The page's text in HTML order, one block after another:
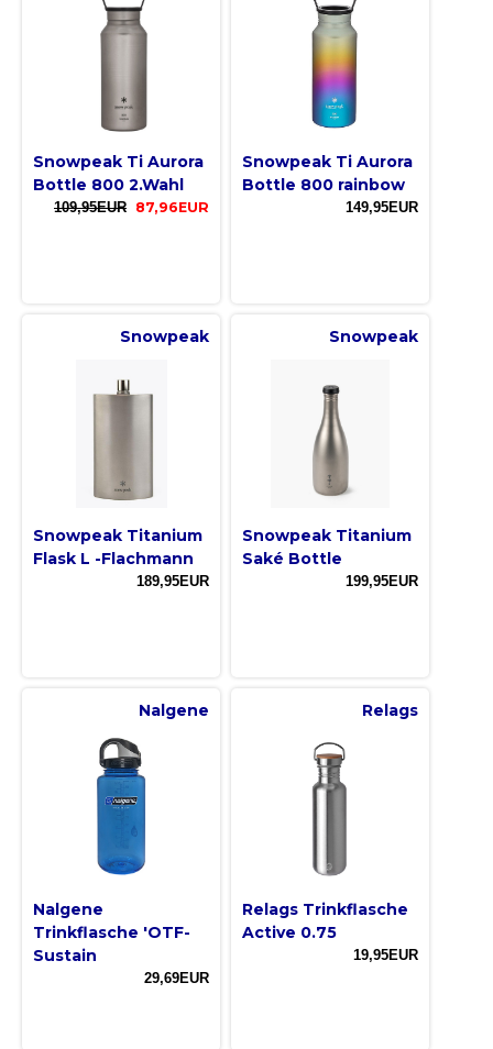
Snowpeak Ti Aurora
Bottle 800 2.Wahl
109,95EUR 87,96EUR
Snowpeak Ti Aurora
Bottle 800 rainbow
149,95EUR
Snowpeak
Snowpeak Titanium
Flask L -Flachmann
189,95EUR
Snowpeak
Snowpeak Titanium
Saké Bottle
199,95EUR
Nalgene
Nalgene
Trinkflasche 'OTF-
Sustain
29,69EUR
Relags
Relags Trinkflasche
Active 0.75
19,95EUR